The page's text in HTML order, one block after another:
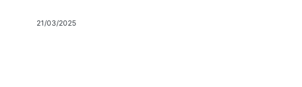
21/03/2025